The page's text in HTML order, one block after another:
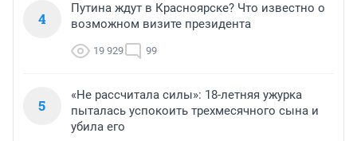
4
Путина ждут в Красноярске? Что известно о
возможном визите президента
19 929 99
5
«Не рассчитала силы»: 18-летняя ужурка
пыталась успокоить трехмесячного сына и
убила его